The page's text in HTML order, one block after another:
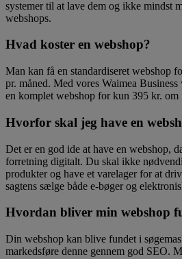
systemer til at lave dem og ikke mindst
webshops.
Hvad koster en webshop?
Man kan få en standardiseret webshop
pr. måned. Med vores Waimea
en komplet webshop for kun 395 kr. om
Hvorfor skal jeg have en
Det er en god ide at have en webshop,
forretning digitalt. Du skal ikke
produkter og have et varelager for at
sagtens sælge både e-bøger og
Hvordan bliver min webshop
Din webshop kan blive fundet i
markedsføre denne gennem god SEO.